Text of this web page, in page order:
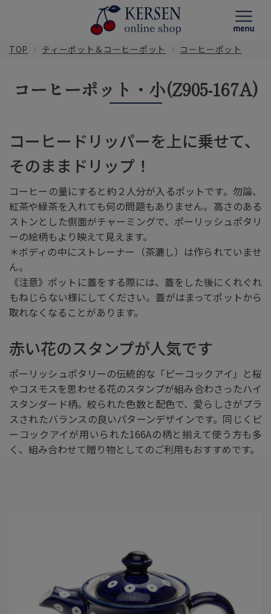
TOP ティーポット＆コーヒーポット コーヒーポット
コーヒーポット・小(Z905-167A)
コーヒードリッパーを上に乗せて、
そのままドリップ！
コーヒーの量にすると約２人分が入るポットです。勿論、
紅茶や緑茶を入れても何の問題もありません。高さのある
ストンとした側面がチャーミングで、ポーリッシュポタリ
ーの絵柄もより映えて見えます。
＊ボディの中にストレーナー（茶漉し）は作られていませ
ん。
《注意》ポットに蓋をする際には、蓋をした後にくれぐれ
もねじらない様にしてください。蓋がはまってポットから
取れなくなることがあります。
赤い花のスタンプが人気です
ポーリッシュポタリーの伝統的な「ピーコックアイ」と桜
やコスモスを思わせる花のスタンプが組み合わさったハイ
スタンダード柄。絞られた色数と配色で、愛らしさがプラ
スされたバランスの良いパターンデザインです。同じくピ
ーコックアイが用いられた166Aの柄と揃えて使う方も多
く、組み合わせて贈り物としてのご利用もおすすめです。